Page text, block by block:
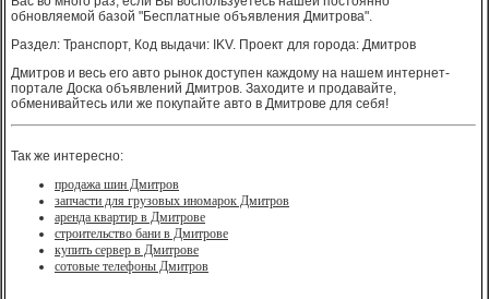
обновляемой базой "Бесплатные объявления Дмитрова".
Раздел: Транспорт, Код выдачи: IKV. Проект для города: Дмитров
Дмитров и весь его авто рынок доступен каждому на нашем интернет-
портале Доска объявлений Дмитров. Заходите и продавайте,
обменивайтесь или же покупайте авто в Дмитрове для себя!
Так же интересно:
продажа шин Дмитров
запчасти для грузовых иномарок Дмитров
аренда квартир в Дмитрове
строительство бани в Дмитрове
купить сервер в Дмитрове
сотовые телефоны Дмитров